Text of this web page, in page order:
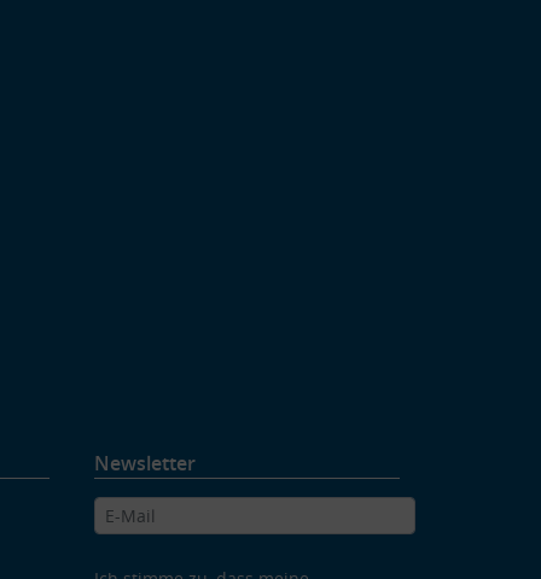
Newsletter